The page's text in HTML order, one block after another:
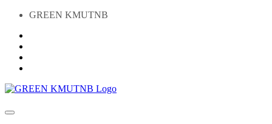
GREEN KMUTNB